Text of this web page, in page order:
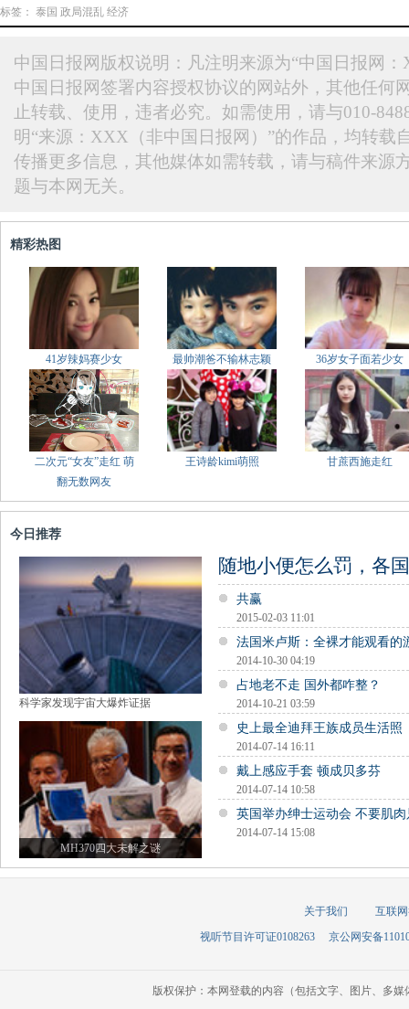
标签： 泰国 政局混乱 经济
中国日报网版权说明：凡注明来源为“中国日报网
中国日报网签署内容授权协议的网站外，其他任何
止转载、使用，违者必究。如需使用，请与010-
明“来源：XXX（非中国日报网）”的作品，均转载
传播更多信息，其他媒体如需转载，请与稿件来源
题与本网无关。
精彩热图
41岁辣妈赛少女 最帅潮爸不输林志颖 36岁女子面若少女
二次元“女友”走红 萌
翻无数网友
王诗龄kimi萌照 甘蔗西施走红
今日推荐
科学家发现宇宙大爆炸证据
MH370四大未解之谜
随地小便怎么罚，各
共赢
2015-02-03 11:01
法国米卢斯：全裸才能观看的
2014-10-30 04:19
占地老不走 国外都咋整？
2014-10-21 03:59
史上最全迪拜王族成员生活照
2014-07-14 16:11
戴上感应手套 顿成贝多芬
2014-07-14 10:58
英国举办绅士运动会 不要肌
2014-07-14 15:08
关于我们
互联
视听节目许可证0108263
京公网安备
版权保护：本网登载的内容（包括文字、图片、多